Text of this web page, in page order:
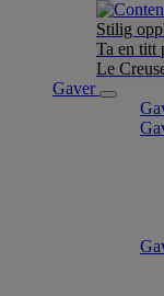
Stilig
Ta en titt
Le
Gaver